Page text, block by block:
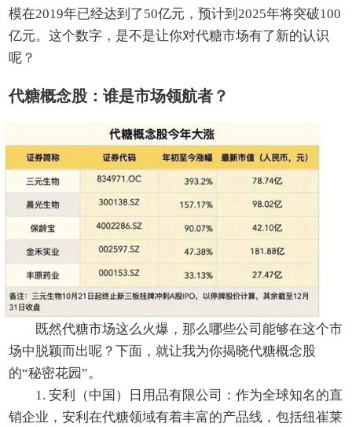
模在2019年已经达到了50亿元，预计到2025年将突破100
亿元。这个数字，是不是让你对代糖市场有了新的认识
呢？
代糖概念股：谁是市场领航者？
既然代糖市场这么火爆，那么哪些公司能够在这个市
场中脱颖而出呢？下面，就让我为你揭晓代糖概念股
的“秘密花园”。
1. 安利（中国）日用品有限公司：作为全球知名的直
销企业，安利在代糖领域有着丰富的产品线，包括纽崔莱